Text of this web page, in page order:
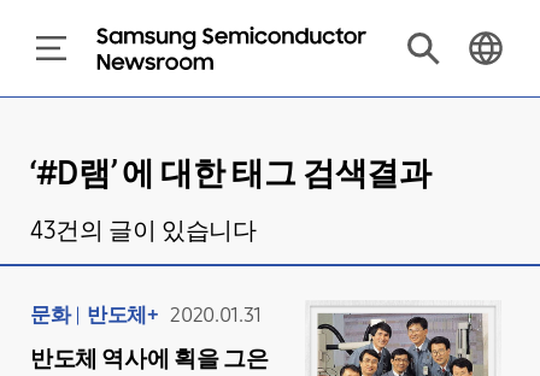
‘#D램’ 에 대한 태그 검색결과
43건의 글이 있습니다
문화 반도체+ 2020.01.31
반도체 역사에 획을 그은